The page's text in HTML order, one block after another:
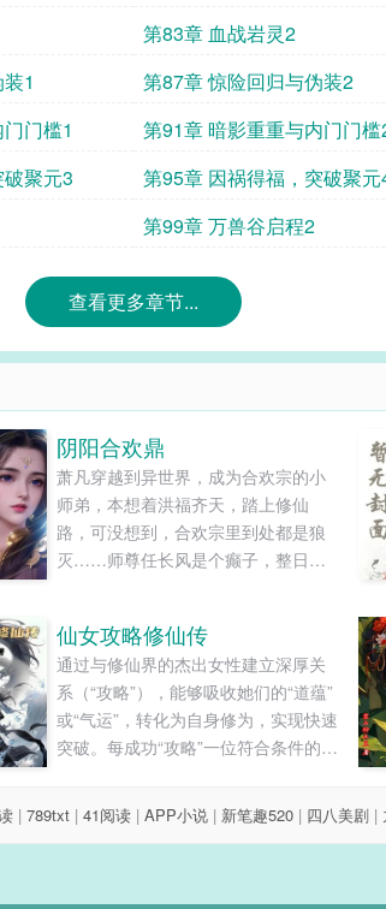
第83章 血战岩灵2
1 第87章 惊险回归与伪装2
门槛1 第91章 暗影重重与内门门槛
聚元3 第95章 因祸得福，突破聚元
第99章 万兽谷启程2
查看更多章节...
阴阳合欢鼎
萧凡穿越到异世界，成为合欢宗的小
师弟，本想着洪福齐天，踏上修仙
路，可没想到，合欢宗里到处都是狼
灭……师尊任长风是个癫子，整日里
虎……师妹黄爆爆是个暴力狂，她修
炼的武技非常独特，诸如“还我漂漂
拳”、“情意绵绵掌”、“眉来眼去剑”、无
人能挡……师娘黄灭......
仙女攻略修仙传
通过与修仙界的杰出女性建立深厚关
系（“攻略”），能够吸收她们的“道蕴”
或“气运”，转化为自身修为，实现快速
突破。每成功“攻略”一位符合条件的女
获得与该女性相关的特殊能力或感
悟。......
| 789txt | 41阅读 | APP小说 | 新笔趣520 | 四八美剧 |